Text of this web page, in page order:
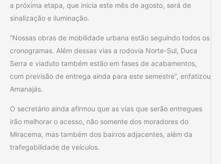
a próxima etapa, que inicia este mês de agosto, será de
sinalização e iluminação.
“Nossas obras de mobilidade urbana estão seguindo todos os
cronogramas. Além dessas vias a rodovia Norte-Sul, Duca
Serra e viaduto também estão em fases de acabamentos,
com previsão de entrega ainda para este semestre”, enfatizou
Amanajás.
O secretário ainda afirmou que as vias que serão entregues
irão melhorar o acesso, não somente dos moradores do
Miracema, mas também dos bairros adjacentes, além da
trafegabilidade de veículos.